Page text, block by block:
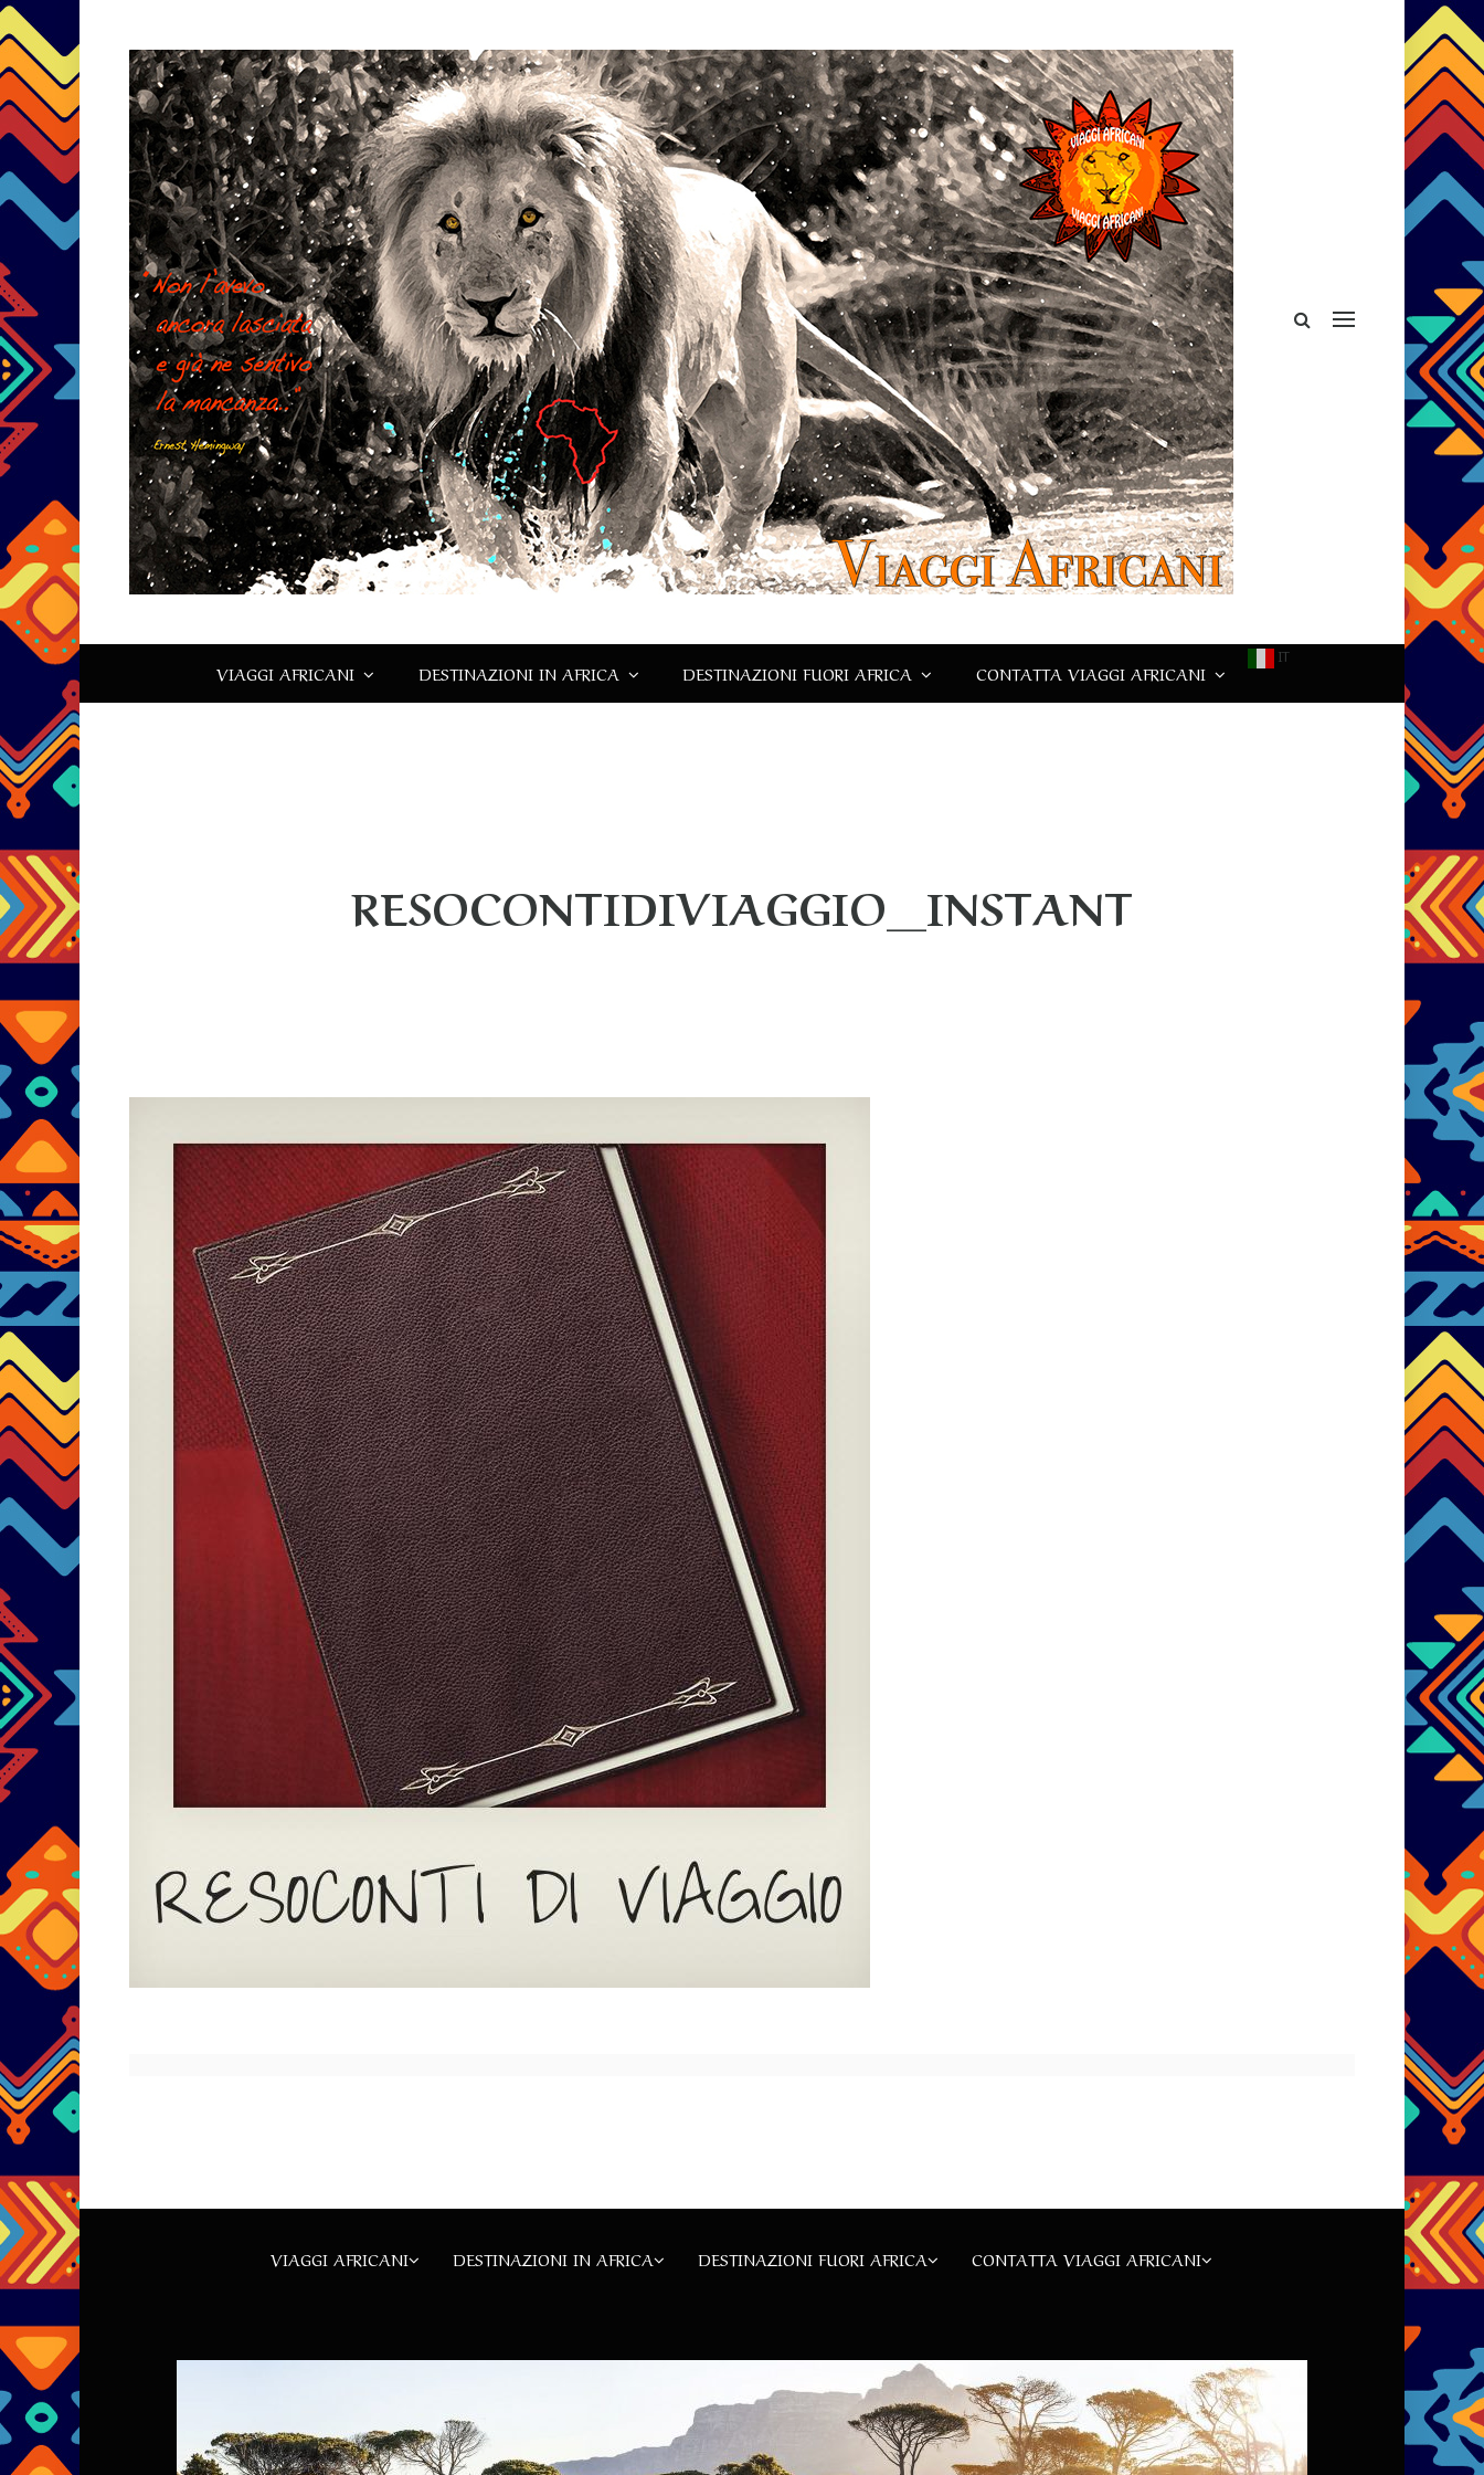
VIAGGI AFRICANI DESTINAZIONI IN AFRICA DESTINAZIONI FUORI AFRICA CONTATTA VIAGGI AFRICANI
IT
RESOCONTIDIVIAGGIO_INSTANT
VIAGGI AFRICANI DESTINAZIONI IN AFRICA DESTINAZIONI FUORI AFRICA CONTATTA VIAGGI AFRICANI